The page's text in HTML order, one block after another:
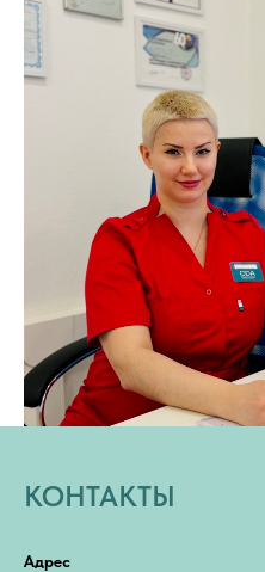
КОНТАКТЫ
Адрес